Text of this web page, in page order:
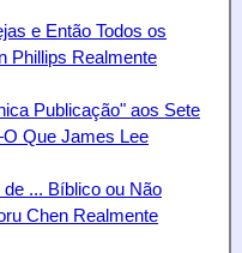
e Então Todos os
Phillips Realmente
Publicação" aos Sete
Que James Lee
... Bíblico ou Não
Chen Realmente